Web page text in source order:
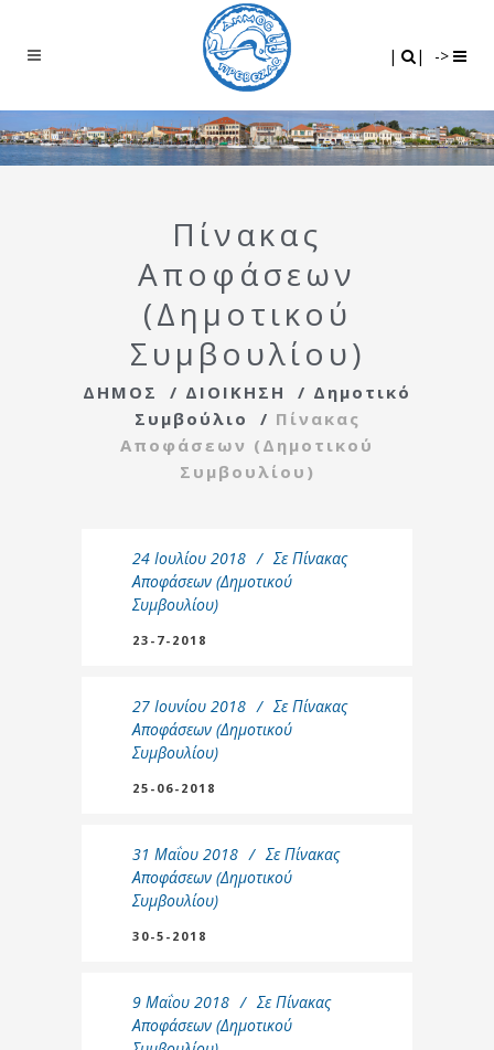
| | ->
Πίνακας
Αποφάσεων
(Δημοτικού
Συμβουλίου)
ΔΗΜΟΣ / ΔΙΟΙΚΗΣΗ / Δημοτικό
Συμβούλιο
/ Πίνακας
Αποφάσεων (Δημοτικού
Συμβουλίου)
24 Ιουλίου 2018 Σε Πίνακας
Αποφάσεων (Δημοτικού
Συμβουλίου)
23-7-2018
27 Ιουνίου 2018 Σε Πίνακας
Αποφάσεων (Δημοτικού
Συμβουλίου)
25-06-2018
31 Μαΐου 2018 Σε Πίνακας
Αποφάσεων (Δημοτικού
Συμβουλίου)
30-5-2018
9 Μαΐου 2018 Σε Πίνακας
Αποφάσεων (Δημοτικού